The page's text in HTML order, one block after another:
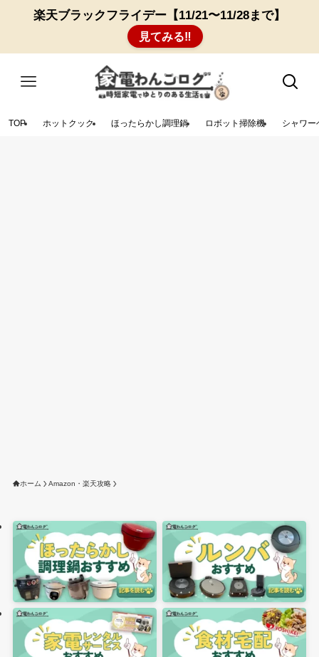
楽天ブラックフライデー【11/21〜11/28まで】
見てみる‼︎
TOP ホットクック ほったらかし調理鍋 ロボット掃除機 シャワー
ホーム Amazon・楽天攻略